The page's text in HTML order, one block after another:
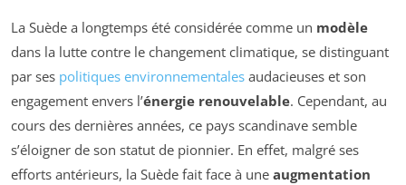
La Suède a longtemps été considérée comme un modèle
dans la lutte contre le changement climatique, se distinguant
par ses politiques environnementales audacieuses et son
engagement envers l’énergie renouvelable. Cependant, au
cours des dernières années, ce pays scandinave semble
s’éloigner de son statut de pionnier. En effet, malgré ses
efforts antérieurs, la Suède fait face à une augmentation